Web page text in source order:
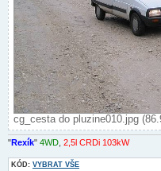
cg_cesta do pluzine010.jpg
"Rexík" 4WD, 2,5l CRDi 103kW
KÓD: VYBRAT VŠE